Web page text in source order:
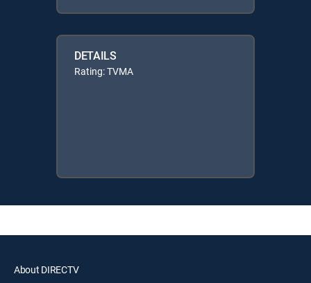
DETAILS
Rating: TVMA
About DIRECTV